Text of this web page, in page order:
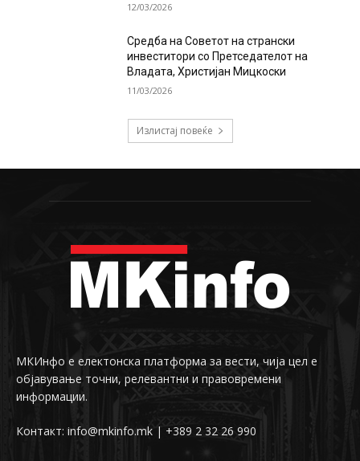
12/03/2026
Средба на Советот на странски
инвеститори со Претседателот на
Владата, Христијан Мицкоски
11/03/2026
Излистај повеќе
МКИнфо е електонска платформа за вести, чија цел е
објавување точни, релевантни и правовремени
информации.
Контакт: info@mkinfo.mk | +389 2 32 26 990